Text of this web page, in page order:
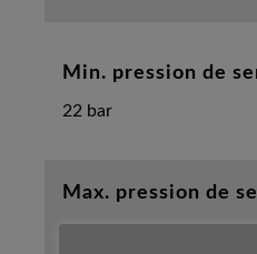
Min. pression de
22 bar
Max. pression de